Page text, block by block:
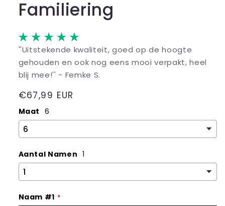
Familiering
''Uitstekende kwaliteit, goed op de hoogte
gehouden en ook nog eens mooi verpakt, heel
blij mee!'' - Femke S.
Normale
prijs
€67,99 EUR
Maat 6
Aantal Namen 1
Naam #1